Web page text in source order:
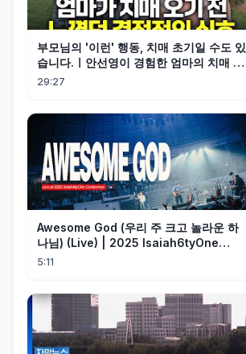
부모님의 '이런' 행동, 치매 초기일 수도 있
습니다.ㅣ안선영이 경험한 엄마의 치매 조
기 신호
29:27
Awesome God (우리 주 크고 놀라운 하
나님) (Live) | 2025 Isaiah6tyOne
Conference | 예수전도단 화요모임
5:11